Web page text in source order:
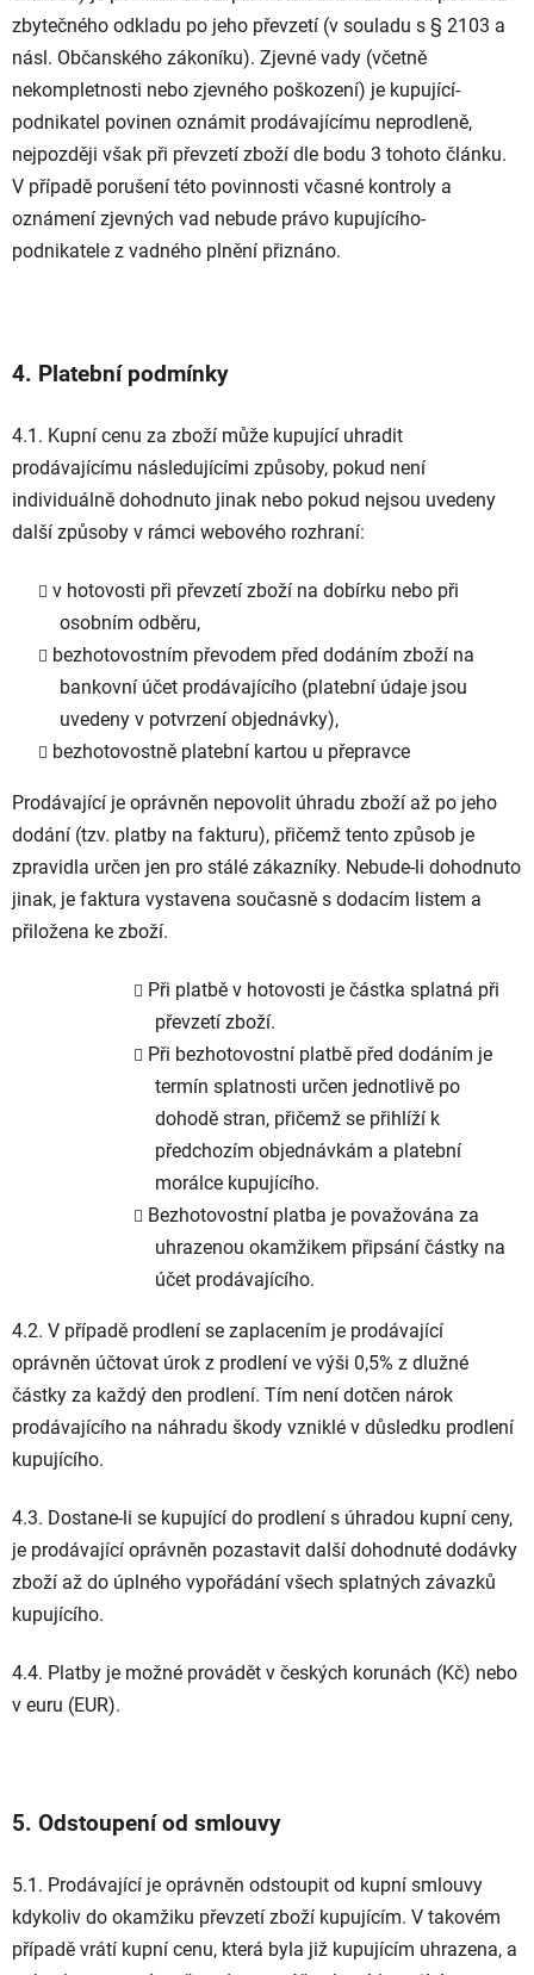
zbytečného odkladu po jeho převzetí (v souladu s § 2103 a
násl. Občanského zákoníku). Zjevné vady (včetně
nekompletnosti nebo zjevného poškození) je kupující-
podnikatel povinen oznámit prodávajícímu neprodleně,
nejpozději však při převzetí zboží dle bodu 3 tohoto článku.
V případě porušení této povinnosti včasné kontroly a
oznámení zjevných vad nebude právo kupujícího-
podnikatele z vadného plnění přiznáno.
4. Platební podmínky
4.1. Kupní cenu za zboží může kupující uhradit
prodávajícímu následujícími způsoby, pokud není
individuálně dohodnuto jinak nebo pokud nejsou uvedeny
další způsoby v rámci webového rozhraní:
v hotovosti při převzetí zboží na dobírku nebo při
osobním odběru,
bezhotovostním převodem před dodáním zboží na
bankovní účet prodávajícího (platební údaje jsou
uvedeny v potvrzení objednávky),
bezhotovostně platební kartou u přepravce
Prodávající je oprávněn nepovolit úhradu zboží až po jeho
dodání (tzv. platby na fakturu), přičemž tento způsob je
zpravidla určen jen pro stálé zákazníky. Nebude-li dohodnuto
jinak, je faktura vystavena současně s dodacím listem a
přiložena ke zboží.
Při platbě v hotovosti je částka splatná při
převzetí zboží.
Při bezhotovostní platbě před dodáním je
termín splatnosti určen jednotlivě po
dohodě stran, přičemž se přihlíží k
předchozím objednávkám a platební
morálce kupujícího.
Bezhotovostní platba je považována za
uhrazenou okamžikem připsání částky na
účet prodávajícího.
4.2. V případě prodlení se zaplacením je prodávající
oprávněn účtovat úrok z prodlení ve výši 0,5% z dlužné
částky za každý den prodlení. Tím není dotčen nárok
prodávajícího na náhradu škody vzniklé v důsledku prodlení
kupujícího.
4.3. Dostane-li se kupující do prodlení s úhradou kupní ceny,
je prodávající oprávněn pozastavit další dohodnuté dodávky
zboží až do úplného vypořádání všech splatných závazků
kupujícího.
4.4. Platby je možné provádět v českých korunách (Kč) nebo
v euru (EUR).
5. Odstoupení od smlouvy
5.1. Prodávající je oprávněn odstoupit od kupní smlouvy
kdykoliv do okamžiku převzetí zboží kupujícím. V takovém
případě vrátí kupní cenu, která byla již kupujícím uhrazena, a